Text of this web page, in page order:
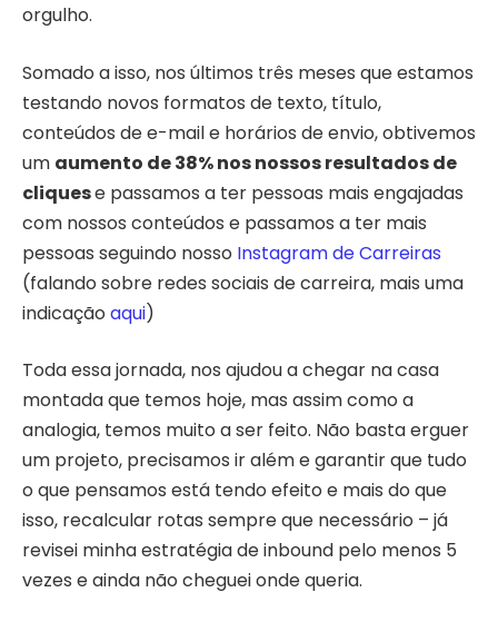
orgulho.
Somado a isso, nos últimos três meses que estamos
testando novos formatos de texto, título,
conteúdos de e-mail e horários de envio, obtivemos
um aumento de 38% nos nossos resultados de
cliquese passamos a ter pessoas mais engajadas
com nossos conteúdos e passamos a ter mais
pessoas seguindo nosso Instagram de Carreiras
(falando sobre redes sociais de carreira, mais uma
indicação aqui)
Toda essa jornada, nos ajudou a chegar na casa
montada que temos hoje, mas assim como a
analogia, temos muito a ser feito. Não basta erguer
um projeto, precisamos ir além e garantir que tudo
o que pensamos está tendo efeito e mais do que
isso, recalcular rotas sempre que necessário – já
revisei minha estratégia de inbound pelo menos 5
vezes e ainda não cheguei onde queria.